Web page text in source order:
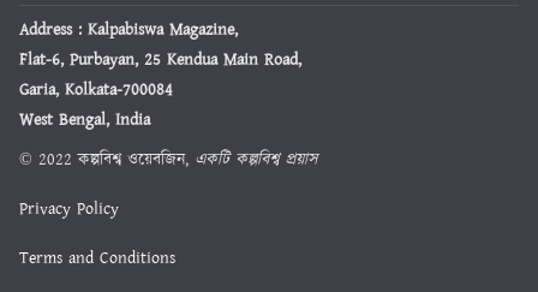
Address : Kalpabiswa Magazine,
Flat-6, Purbayan, 25 Kendua Main Road,
Garia, Kolkata-700084
West Bengal, India
© 2022 কল্পবিশ্ব ওয়েবজিন, একটি কল্পবিশ্ব প্রয়াস
Privacy Policy
Terms and Conditions